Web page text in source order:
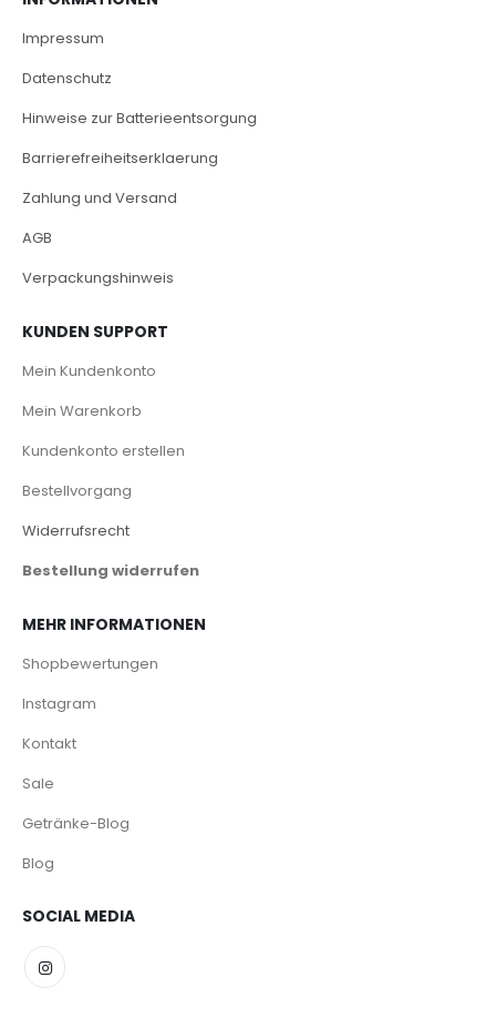
Impressum
Datenschutz
Hinweise zur Batterieentsorgung
Barrierefreiheitserklaerung
Zahlung und Versand
AGB
Verpackungshinweis
KUNDEN SUPPORT
Mein Kundenkonto
Mein Warenkorb
Kundenkonto erstellen
Bestellvorgang
Widerrufsrecht
Bestellung widerrufen
MEHR INFORMATIONEN
Shopbewertungen
Instagram
Kontakt
Sale
Getränke-Blog
Blog
SOCIAL MEDIA